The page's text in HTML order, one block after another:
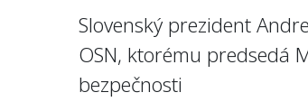
Slovenský prezident
OSN, ktorému predsedá
bezpečnosti